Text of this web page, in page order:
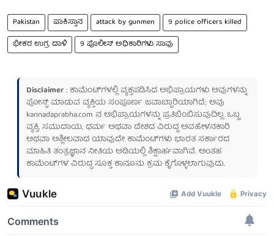
Pakistan ಪಾಕಿಸ್ತಾನ attack by gunmen
9 police officers killed
ಭೀಕರ ಉಗ್ರ ದಾಳಿ
9 ಪೊಲೀಸ್ ಅಧಿಕಾರಿಗಳು ಸಾವು
Disclaimer: ಕಾಮೆಂಟ್‌ಗಳಲ್ಲಿ ವ್ಯಕ್ತಪಡಿಸಿದ ಅಭಿಪ್ರಾಯಗಳು ಅವುಗಳನ್ನು
ಪೋಸ್ಟ್ ಮಾಡುವ ವ್ಯಕ್ತಿಯ ಸಂಪೂರ್ಣ ಜವಾಬ್ದಾರಿಯಾಗಿದೆ; ಅವು
kannadaprabha.com ನ ಅಭಿಪ್ರಾಯಗಳನ್ನು ಪ್ರತಿಬಿಂಬಿಸುವುದಿಲ್ಲ. ಒಬ್ಬ
ವ್ಯಕ್ತಿ, ಸಮುದಾಯ, ಧರ್ಮ ಅಥವಾ ದೇಶದ ವಿರುದ್ಧ ಅವಹೇಳನಕಾರಿ
ಅಥವಾ ಅಶ್ಲೀಲವಾದ ಯಾವುದೇ ಕಾಮೆಂಟ್‌ಗಳು ಭಾರತ ಸರ್ಕಾರದ
ಮಾಹಿತಿ ತಂತ್ರಜ್ಞಾನ ನೀತಿಯ ಅಡಿಯಲ್ಲಿ ಶಿಕ್ಷಾರ್ಹವಾಗಿವೆ. ಅಂತಹ
ಕಾಮೆಂಟ್‌ಗಳ ವಿರುದ್ಧ ಸೂಕ್ತ ಕಾನೂನು ಕ್ರಮ ಕೈಗೊಳ್ಳಲಾಗುವುದು.